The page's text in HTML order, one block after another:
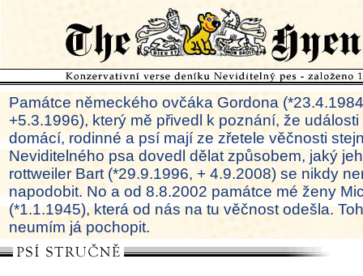
Památce německého ovčáka Gordona
+5.3.1996), který mě přivedl k poznání, že
domácí, rodinné a psí mají ze zřetele věčnosti
Neviditelného psa dovedl dělat způsobem, jaký
rottweiler Bart (*29.9.1996, + 4.9.2008) se nikdy
napodobit. No a od 8.8.2002 památce mé ženy
(*1.1.1945), která od nás na tu věčnost odešla.
neumím já pochopit.